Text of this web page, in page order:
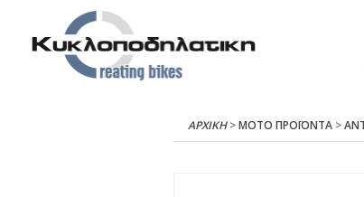
ΑΡΧΙΚΉ>ΜΟΤΟ ΠΡΟΪΟΝΤΑ>